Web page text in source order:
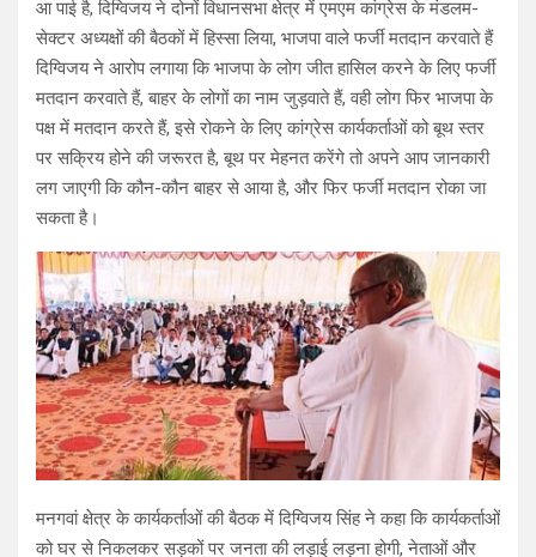
आ पाई है, दिग्विजय ने दोनों विधानसभा क्षेत्र में एमएम कांग्रेस के मंडलम-
सेक्टर अध्यक्षों की बैठकों में हिस्सा लिया, भाजपा वाले फर्जी मतदान करवाते हैं
दिग्विजय ने आरोप लगाया कि भाजपा के लोग जीत हासिल करने के लिए फर्जी
मतदान करवाते हैं, बाहर के लोगों का नाम जुड़वाते हैं, वही लोग फिर भाजपा के
पक्ष में मतदान करते हैं, इसे रोकने के लिए कांग्रेस कार्यकर्ताओं को बूथ स्तर
पर सक्रिय होने की जरूरत है, बूथ पर मेहनत करेंगे तो अपने आप जानकारी
लग जाएगी कि कौन-कौन बाहर से आया है, और फिर फर्जी मतदान रोका जा
सकता है।
मनगवां क्षेत्र के कार्यकर्ताओं की बैठक में दिग्विजय सिंह ने कहा कि कार्यकर्ताओं
को घर से निकलकर सड़कों पर जनता की लड़ाई लड़ना होगी, नेताओं और